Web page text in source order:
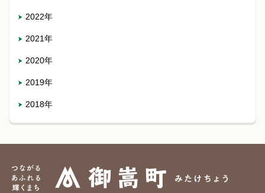
2022年
2021年
2020年
2019年
2018年